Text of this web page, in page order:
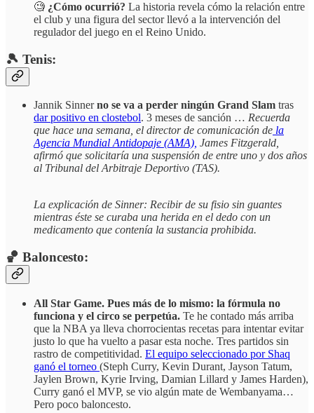
🧐 ¿Cómo ocurrió? La historia revela cómo la relación entre
el club y una figura del sector llevó a la intervención del
regulador del juego en el Reino Unido.
🎾 Tenis:
Jannik Sinnerno se va a perder ningún Grand Slam tras
dar positivo en clostebol. 3 meses de sanción … Recuerda
que hace una semana, el director de comunicación de la
Agencia Mundial Antidopaje (AMA), James Fitzgerald,
afirmó que solicitaría una suspensión de entre uno y dos años
al Tribunal del Arbitraje Deportivo (TAS).
La explicación de Sinner: Recibir de su fisio sin guantes
mientras éste se curaba una herida en el dedo con un
medicamento que contenía la sustancia prohibida.
🏀 Baloncesto:
All Star Game. Pues más de lo mismo: la fórmula no
funciona y el circo se perpetúa. Te he contado más arriba
que la NBA ya lleva chorrocientas recetas para intentar evitar
justo lo que ha vuelto a pasar esta noche. Tres partidos sin
rastro de competitividad. El equipo seleccionado por Shaq
ganó el torneo (Steph Curry, Kevin Durant, Jayson Tatum,
Jaylen Brown, Kyrie Irving, Damian Lillard y James Harden),
Curry ganó el MVP, se vio algún mate de Wembanyama…
Pero poco baloncesto.